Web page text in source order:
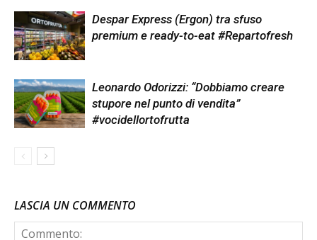
Despar Express (Ergon) tra sfuso
premium e ready-to-eat #Repartofresh
Leonardo Odorizzi: “Dobbiamo creare
stupore nel punto di vendita”
#vocidellortofrutta
LASCIA UN COMMENTO